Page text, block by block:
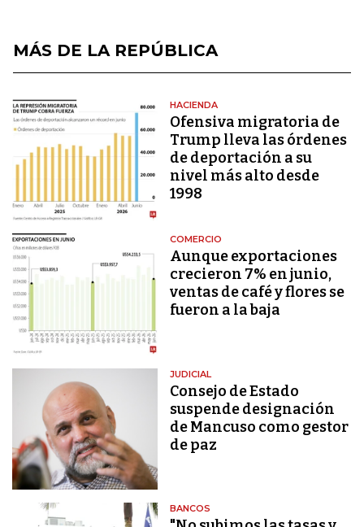
MÁS DE LA REPÚBLICA
HACIENDA
Ofensiva migratoria de
Trump lleva las órdenes
de deportación a su
nivel más alto desde
1998
COMERCIO
Aunque exportaciones
crecieron 7% en junio,
ventas de café y flores se
fueron a la baja
JUDICIAL
Consejo de Estado
suspende designación
de Mancuso como gestor
de paz
BANCOS